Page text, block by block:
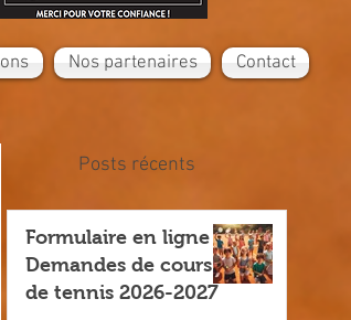
Nos partenaires Contact
Posts récents
Formulaire en ligne –
Demandes de cours
de tennis 2026-2027